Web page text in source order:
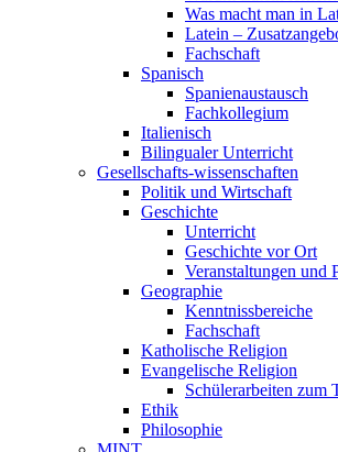
Was macht man in
Latein –
Fachschaft
Spanisch
Spanienaustausch
Fachkollegium
Italienisch
Bilingualer Unterricht
Gesellschafts-wissenschaften
Politik und Wirtschaft
Geschichte
Unterricht
Geschichte vor Ort
Veranstaltungen und
Geographie
Kenntnissbereiche
Fachschaft
Katholische Religion
Evangelische Religion
Schülerarbeiten zum
Ethik
Philosophie